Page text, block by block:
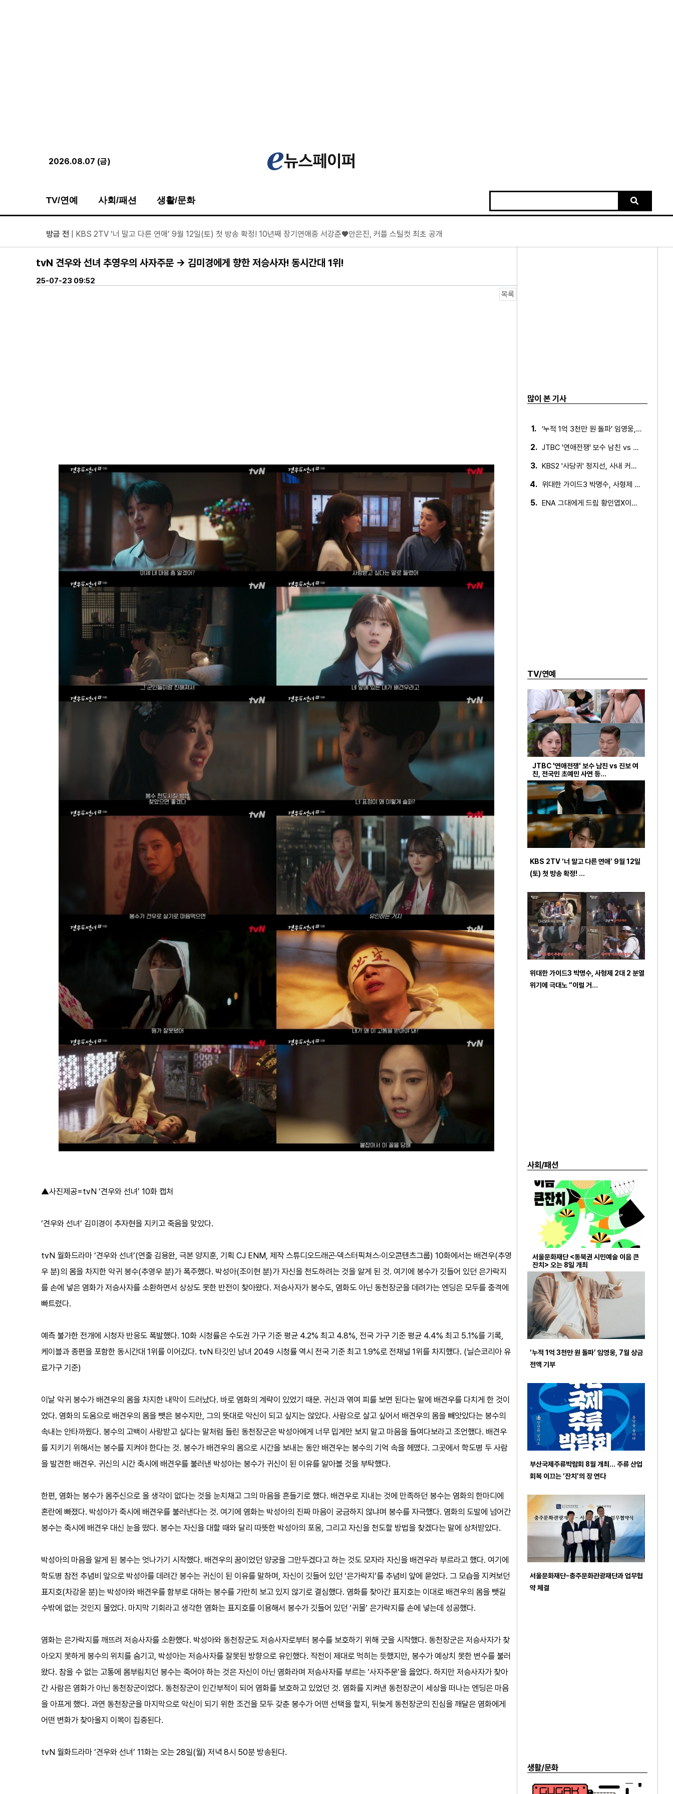
2026.08.07 (금)
TV/연예 사회/패션 생활/문화
방금 전 | 위대한 가이드3 박명수, 사형제 2대 2 분열 위기에 극대노 “이럴 거면 따로 가!”
방금 전| 정보민, ‘사랑이 온다’ 위해 긴 머리 싹둑…과감한 단발 변신
방금 전| ‘누적 1억 3천만 원 돌파’ 임영웅, 7월 상금 전액 기부
방금 전| ENA 그대에게 드림 황인엽X이혜리, 이대로 헤어지나? 황인엽 VS 백성철 팽팽한 대립각?!
| MBC ‘라디오스타’ 강남, 이상화와 결혼 후 진짜 ‘국가대표 남편’ 됐다! 마라톤 훈련 X 스포츠 마사지 자격증 취득.. 고가 포켓몬 카드 수집 X 음악 제작자 변신!
| JTBC ‘연애전쟁’ 서장훈, 외도 합리화한 여자에 “비상식적인 짓을 사랑으로 포장하지 마!” 따끔한 일침 ‘통쾌’
방금 전
| JTBC '연애전쟁' 보수 남친 vs 진보 여친, 전국민 초예민 사연 등장! 이효리-서장훈-김희철-소유, 초긴장!
| 서울문화재단 <동북권 시민예술 이음 큰잔치> 오는 8일 개최
| KBS 2TV ‘너 말고 다른 연애’ 9월 12일(토) 첫 방송 확정! 10년째 장기연애중 서강준♥안은진, 커플 스틸컷 최초 공개
tvN 견우와 선녀 추영우의 사자주문 → 김미경에게 향한 저승사자! 동시간대 1위!
25-07-23 09:52
목록
▲사진제공=tvN ‘견우와 선녀’ 10화 캡처
‘견우와 선녀’ 김미경이 추자현을 지키고 죽음을 맞았다.
tvN 월화드라마 ‘견우와 선녀’(연출 김용완, 극본 양지훈, 기획 CJ ENM, 제작 스튜디오드래곤·덱스터픽쳐스·이오콘텐츠그룹) 10화에서는 배견우(추영
우 분)의 몸을 차지한 악귀 봉수(추영우 분)가 폭주했다. 박성아(조이현 분)가 자신을 천도하려는 것을 알게 된 것. 여기에 봉수가 깃들어 있던 은가락지
를 손에 넣은 염화가 저승사자를 소환하면서 상상도 못한 반전이 찾아왔다. 저승사자가 봉수도, 염화도 아닌 동천장군을 데려가는 엔딩은 모두를 충격에
빠트렸다.
예측 불가한 전개에 시청자 반응도 폭발했다. 10화 시청률은 수도권 가구 기준 평균 4.2% 최고 4.8%, 전국 가구 기준 평균 4.4% 최고 5.1%를 기록,
케이블과 종편을 포함한 동시간대 1위를 이어갔다. tvN 타깃인 남녀 2049 시청률 역시 전국 기준 최고 1.9%로 전채널 1위를 차지했다. (닐슨코리아 유
료가구 기준)
이날 악귀 봉수가 배견우의 몸을 차지한 내막이 드러났다. 바로 염화의 계략이 있었기 때문. 귀신과 엮여 피를 보면 된다는 말에 배견우를 다치게 한 것이
었다. 염화의 도움으로 배견우의 몸을 뺏은 봉수지만, 그의 뜻대로 악신이 되고 싶지는 않았다. 사람으로 살고 싶어서 배견우의 몸을 빼앗았다는 봉수의
속내는 안타까웠다. 봉수의 고백이 사랑받고 싶다는 말처럼 들린 동천장군은 박성아에게 너무 밉게만 보지 말고 마음을 들여다보라고 조언했다. 배견우
를 지키기 위해서는 봉수를 지켜야 한다는 것. 봉수가 배견우의 몸으로 시간을 보내는 동안 배견우는 봉수의 기억 속을 헤맸다. 그곳에서 학도병 두 사람
을 발견한 배견우. 귀신의 시간 축시에 배견우를 불러낸 박성아는 봉수가 귀신이 된 이유를 알아볼 것을 부탁했다.
한편, 염화는 봉수가 몸주신으로 올 생각이 없다는 것을 눈치채고 그의 마음을 흔들기로 했다. 배견우로 지내는 것에 만족하던 봉수는 염화의 한마디에
혼란에 빠졌다. 박성아가 축시에 배견우를 불러낸다는 것. 여기에 염화는 박성아의 진짜 마음이 궁금하지 않냐며 봉수를 자극했다. 염화의 도발에 넘어간
봉수는 축시에 배견우 대신 눈을 떴다. 봉수는 자신을 대할 때와 달리 따뜻한 박성아의 포옹, 그리고 자신을 천도할 방법을 찾겠다는 말에 상처받았다.
박성아의 마음을 알게 된 봉수는 엇나가기 시작했다. 배견우의 꿈이었던 양궁을 그만두겠다고 하는 것도 모자라 자신을 배견우라 부르라고 했다. 여기에
학도병 참전 추념비 앞으로 박성아를 데려간 봉수는 귀신이 된 이유를 말하며, 자신이 깃들어 있던 ‘은가락지’를 추념비 앞에 묻었다. 그 모습을 지켜보던
표지호(차강윤 분)는 박성아와 배견우를 함부로 대하는 봉수를 가만히 보고 있지 않기로 결심했다. 염화를 찾아간 표지호는 이대로 배견우의 몸을 뺏길
수밖에 없는 것인지 물었다. 마지막 기회라고 생각한 염화는 표지호를 이용해서 봉수가 깃들어 있던 ‘귀물’ 은가락지를 손에 넣는데 성공했다.
염화는 은가락지를 깨뜨려 저승사자를 소환했다. 박성아와 동천장군도 저승사자로부터 봉수를 보호하기 위해 굿을 시작했다. 동천장군은 저승사자가 찾
아오지 못하게 봉수의 위치를 숨기고, 박성아는 저승사자를 잘못된 방향으로 유인했다. 작전이 제대로 먹히는 듯했지만, 봉수가 예상치 못한 변수를 불러
왔다. 참을 수 없는 고통에 몸부림치던 봉수는 죽어야 하는 것은 자신이 아닌 염화라며 저승사자를 부르는 ‘사자주문’을 읊었다. 하지만 저승사자가 찾아
간 사람은 염화가 아닌 동천장군이었다. 동천장군이 인간부적이 되어 염화를 보호하고 있었던 것. 염화를 지켜낸 동천장군이 세상을 떠나는 엔딩은 마음
을 아프게 했다. 과연 동천장군을 마지막으로 악신이 되기 위한 조건을 모두 갖춘 봉수가 어떤 선택을 할지, 뒤늦게 동천장군의 진심을 깨달은 염화에게
어떤 변화가 찾아올지 이목이 집중된다.
tvN 월화드라마 ‘견우와 선녀’ 11화는 오는 28일(월) 저녁 8시 50분 방송된다.
많이 본 기사
1. ‘누적 1억 3천만 원 돌파’ 임영웅, 7월 상금 전액 기부
2. JTBC '연애전쟁' 보수 남친 vs 진보 여친, 전국민 초예…
3. KBS2 '사당귀' 정지선, 사내 커플 방지 위한 소개팅 추진…
4. 위대한 가이드3 박명수, 사형제 2대 2 분열 위기에 극대노…
5. ENA 그대에게 드림 황인엽X이혜리, 이대로 헤어지나? 황인…
TV/연예
JTBC '연애전쟁' 보수 남친 vs 진보 여
친, 전국민 초예민 사연 등…
KBS 2TV ‘너 말고 다른 연애’ 9월 12일
(토) 첫 방송 확정! …
위대한 가이드3 박명수, 사형제 2대 2 분열
위기에 극대노 “이럴 거…
사회/패션
서울문화재단 <동북권 시민예술 이음 큰
잔치> 오는 8일 개최
‘누적 1억 3천만 원 돌파’ 임영웅, 7월 상금
전액 기부
부산국제주류박람회 8월 개최… 주류 산업
회복 이끄는 ‘잔치’의 장 연다
서울문화재단-충주문화관광재단과 업무협
약 체결
생활/문화